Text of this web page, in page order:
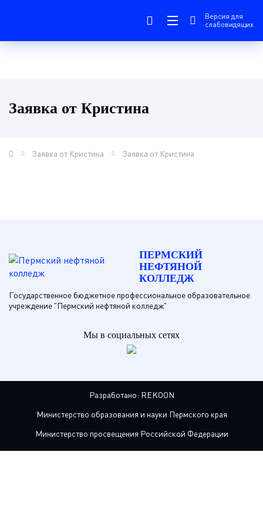
Версия для
слабовидящих
Заявка от Кристина
Заявка от Кристина Заявка от Кристина
ПЕРМСКИЙ
НЕФТЯНОЙ
КОЛЛЕДЖ
Государственное бюджетное профессиональное образовательное
учреждение "Пермский нефтяной колледж"
Мы в социальных сетях
Разработано: REKOON
Министерство образования и науки Пермского края
Министерство просвещения Российской Федерации